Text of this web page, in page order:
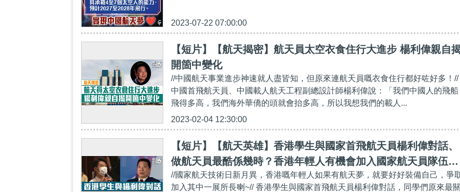
2023-07-22 07:00:00
【短片】【航天揭密】航天員太空衣食住行大進步 楊利偉親自
開箇中變化
//中國航天事業進步神速就人盡皆知，但原來連航天員嘅衣食住行都好咗好多！//
中國首飛航天員、中國載人航天工程副總設計師楊利偉說：「我們中國人的飛船
飛得多高，我們海外華僑的頭就會抬多高，所以我想我們的載人...
2023-02-04 12:30:00
【短片】【航天英雄】香港學生與國家首飛航天員楊利偉對話、
做航天員最酷係幾時？香港年輕人有機會加入國家航天員隊伍上
太空嗎？
//國家航天技術日新月異，香港嘅年輕人如果有航天夢，就要好好裝備自己，爭
加入其中一展所長喇~// 香港學生與國家首飛航天員楊利偉對話，同學們原來最